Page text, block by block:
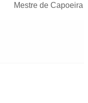
Mestre de Capoeira